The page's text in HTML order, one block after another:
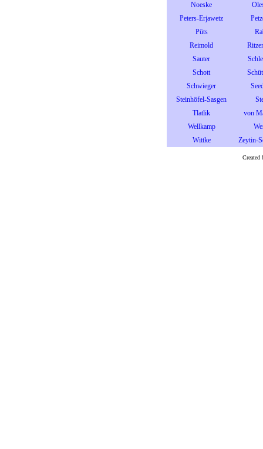
Noeske
Peters-Erjawetz
Püts
Reimold
Sauter
Schott
Schwieger
Steinhöfel-Sasgen
Tlatlik
von
Wellkamp
Wittke
Zeytin-